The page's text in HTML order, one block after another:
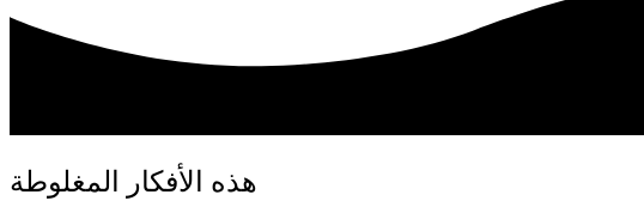
هذه الأفكار المغلوطة